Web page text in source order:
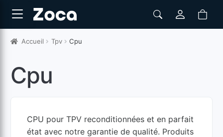
Accueil Tpv Cpu
Cpu
CPU pour TPV reconditionnées et en parfait
état avec notre garantie de qualité. Produits